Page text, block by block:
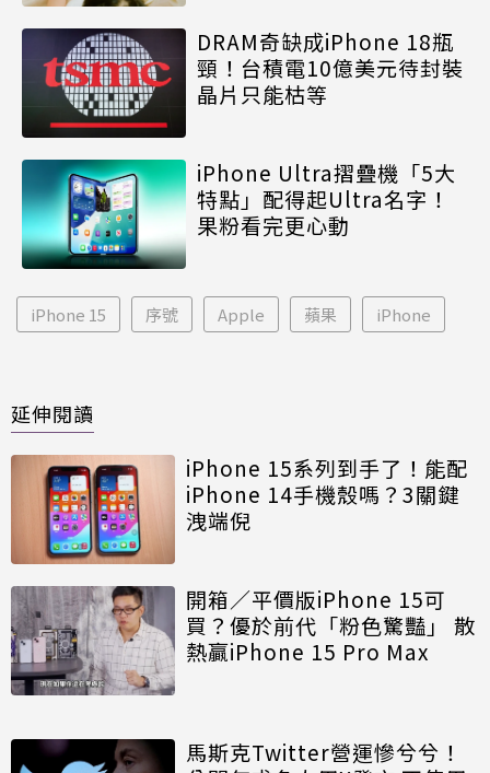
DRAM奇缺成iPhone 18瓶
頸！台積電10億美元待封裝
晶片只能枯等
iPhone Ultra摺疊機「5大
特點」配得起Ultra名字！
果粉看完更心動
iPhone 15 序號 Apple 蘋果 iPhone
延伸閱讀
iPhone 15系列到手了！能配
iPhone 14手機殼嗎？3關鍵
洩端倪
開箱／平價版iPhone 15可
買？優於前代「粉色驚豔」 散
熱贏iPhone 15 Pro Max
馬斯克Twitter營運慘兮兮！